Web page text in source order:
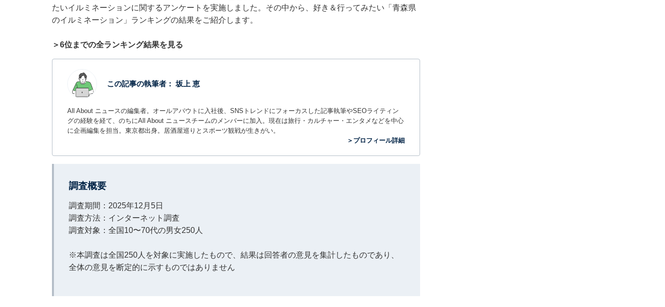
たいイルミネーションに関するアンケートを実施しました。その中から、好き＆行ってみたい「青森県
のイルミネーション」ランキングの結果をご紹介します。
＞6位までの全ランキング結果を見る
この記事の執筆者： 坂上 恵
All About ニュースの編集者。オールアバウトに入社後、SNSトレンドにフォーカスした記事執筆やSEOライティン
グの経験を経て、のちにAll About ニュースチームのメンバーに加入。現在は旅行・カルチャー・エンタメなどを中心
に企画編集を担当。東京都出身。居酒屋巡りとスポーツ観戦が生きがい。
＞プロフィール詳細
調査概要
調査期間：2025年12月5日
調査方法：インターネット調査
調査対象：全国10〜70代の男女250人
※本調査は全国250人を対象に実施したもので、結果は回答者の意見を集計したものであり、
全体の意見を断定的に示すものではありません